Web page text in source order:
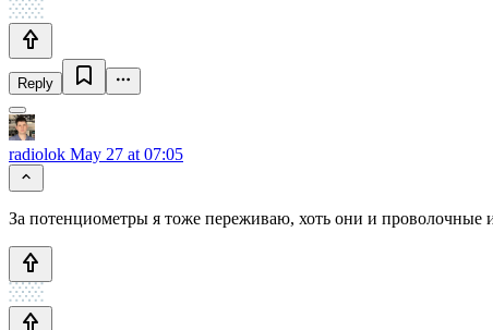
Reply
radiolok May 27 at 07:05
За потенциометры я тоже переживаю, хоть они и проволочные